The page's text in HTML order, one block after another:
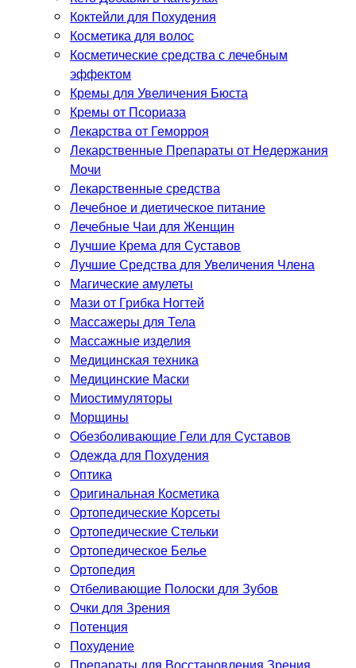
Коктейли для Похудения
Косметика для волос
Косметические средства с лечебным
эффектом
Кремы для Увеличения Бюста
Кремы от Псориаза
Лекарства от Геморроя
Лекарственные Препараты от Недержания
Мочи
Лекарственные средства
Лечебное и диетическое питание
Лечебные Чаи для Женщин
Лучшие Крема для Суставов
Лучшие Средства для Увеличения Члена
Магические амулеты
Мази от Грибка Ногтей
Массажеры для Тела
Массажные изделия
Медицинская техника
Медицинские Маски
Миостимуляторы
Морщины
Обезболивающие Гели для Суставов
Одежда для Похудения
Оптика
Оригинальная Косметика
Ортопедические Корсеты
Ортопедические Стельки
Ортопедическое Белье
Ортопедия
Отбеливающие Полоски для Зубов
Очки для Зрения
Потенция
Похудение